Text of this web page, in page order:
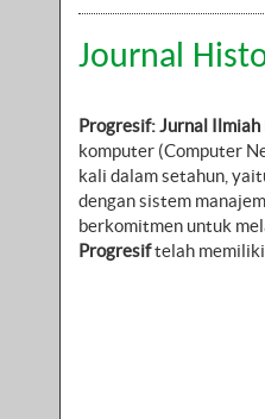
Journal
Progresif: Jurnal
komputer (Computer
kali dalam setahun,
dengan sistem
berkomitmen untuk
Progresiftelah memiliki